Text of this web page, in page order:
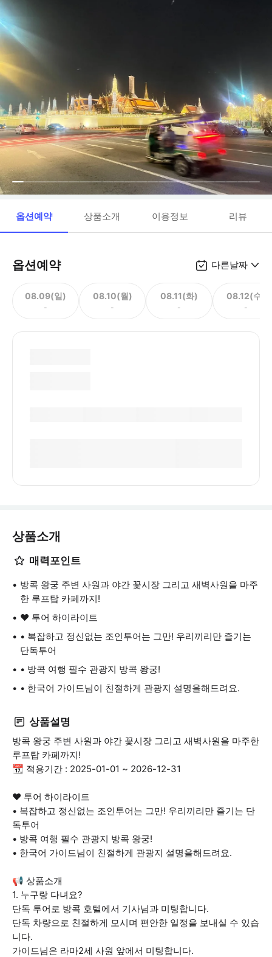
옵션예약 상품소개 이용정보 리뷰
옵션예약 다른날짜
08.09(일)
-
08.10(월)
-
08.11(화)
-
08.12(수)
-
상품소개
매력포인트
방콕 왕궁 주변 사원과 야간 꽃시장 그리고 새벽사원을 마주
한 루프탑 카페까지!
❤️ 투어 하이라이트
• 복잡하고 정신없는 조인투어는 그만! 우리끼리만 즐기는
단독투어
• 방콕 여행 필수 관광지 방콕 왕궁!
• 한국어 가이드님이 친절하게 관광지 설명을해드려요.
상품설명
방콕 왕궁 주변 사원과 야간 꽃시장 그리고 새벽사원을 마주한
루프탑 카페까지!
📆 적용기간 : 2025-01-01 ~ 2026-12-31
❤️ 투어 하이라이트
• 복잡하고 정신없는 조인투어는 그만! 우리끼리만 즐기는 단
독투어
• 방콕 여행 필수 관광지 방콕 왕궁!
• 한국어 가이드님이 친절하게 관광지 설명을해드려요.
📢 상품소개
1. 누구랑 다녀요?
단독 투어로 방콕 호텔에서 기사님과 미팅합니다.
단독 차량으로 친절하게 모시며 편안한 일정을 보내실 수 있습
니다.
가이드님은 라마2세 사원 앞에서 미팅합니다.